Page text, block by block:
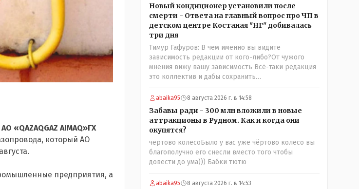
«QAZAQGAZ AIMAQ»ГХ
который АО
предприятия, а
Новый кондиционер установили после
смерти - Ответа на главный вопрос про ЧП в
детском центре Костаная "НГ" добивалась
три дня
Тимур Гафуров: В чем именно вы видите
зависимость редакции от кого-либо?От чужого
мнения вижу вашу зависимость Всё-таки редакция
это коллектив и дабы сохранить
профессиональное лицо можно было бы и указать
Общественному объединению на не корректность
высказываний о вас в том тоне в котором была та
публикация. Нет вы проглотили оскорбления и
побежали оправдываться Незнаю если бы моего
журналиста поносили на всю округу за его по сути
рабочую ошибку я бы его в обиду не дал. Да
признать ошибку но при этом и указать хейтерам
их место как мне кажется надо. А у вас как-то не
получилось. В итоге есть ощущение что вы не пятая
власть а инструмент в руках тех кто может вас
abaika95 8 августа 2026 г. в 14:58
Забавы ради - 300 млн вложили в новые
аттракционы в Рудном. Как и когда они
окупятся?
чертово колесоБыло у вас уже чёртово колесо вы
благополучно его снесли вместо того чтобы
довести до ума))) Бабки тютю
abaika95 8 августа 2026 г. в 14:53